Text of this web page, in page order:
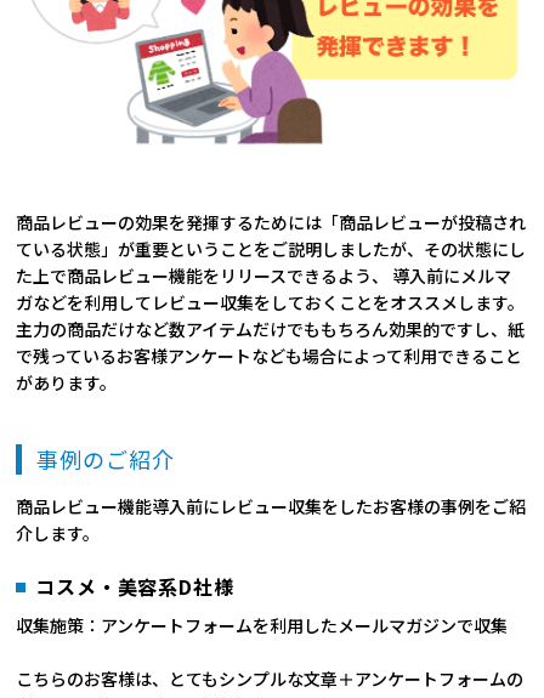
商品レビューの効果を発揮するためには「商品レビューが投稿され
ている状態」が重要ということをご説明しましたが、その状態にし
た上で商品レビュー機能をリリースできるよう、 導入前にメルマ
ガなどを利用してレビュー収集をしておくことをオススメします。
主力の商品だけなど数アイテムだけでももちろん効果的ですし、紙
で残っているお客様アンケートなども場合によって利用できること
があります。
事例のご紹介
商品レビュー機能導入前にレビュー収集をしたお客様の事例をご紹
介します。
コスメ・美容系D社様
収集施策：アンケートフォームを利用したメールマガジンで収集
こちらのお客様は、とてもシンプルな文章＋アンケートフォームの